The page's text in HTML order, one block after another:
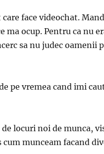
face videochat.
ma ocup. Pentru ca nu
sa nu judec oamenii
pe vremea cand imi
locuri noi de munca,
munceam facand